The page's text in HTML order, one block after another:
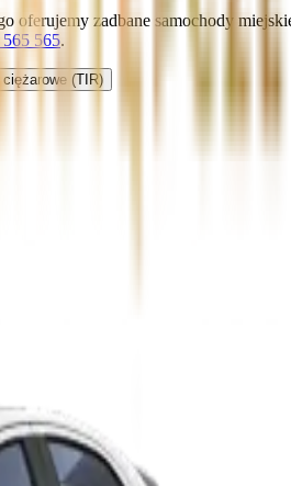
oferujemy zadbane samochody
565.
ciężarowe (TIR)